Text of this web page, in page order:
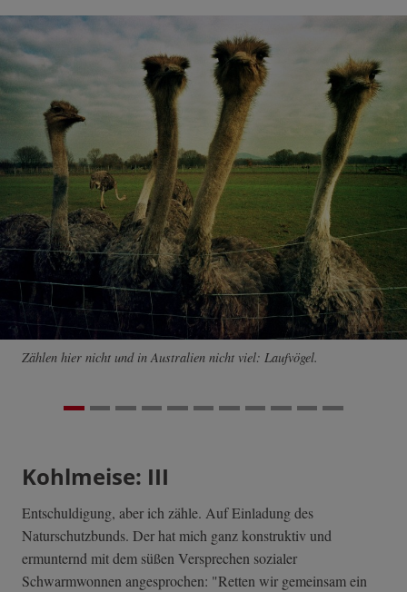
Zählen hier nicht und in Australien nicht viel: Laufvögel.
Kohlmeise: III
Entschuldigung, aber ich zähle. Auf Einladung des
Naturschutzbunds. Der hat mich ganz konstruktiv und
ermunternd mit dem süßen Versprechen sozialer
Schwarmwonnen angesprochen: "Retten wir gemeinsam ein